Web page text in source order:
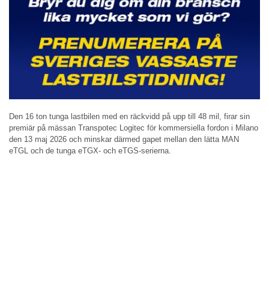
Den 16 ton tunga lastbilen med en räckvidd på upp till 48 mil, firar sin
premiär på mässan Transpotec Logitec för kommersiella fordon i Milano
den 13 maj 2026 och minskar därmed gapet mellan den lätta MAN
eTGL och de tunga eTGX- och eTGS-serierna.